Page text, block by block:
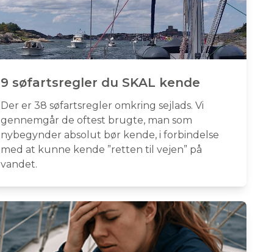
9 søfartsregler du SKAL kende
Der er 38 søfartsregler omkring sejlads. Vi
gennemgår de oftest brugte, man som
nybegynder absolut bør kende, i forbindelse
med at kunne kende ”retten til vejen” på
vandet.